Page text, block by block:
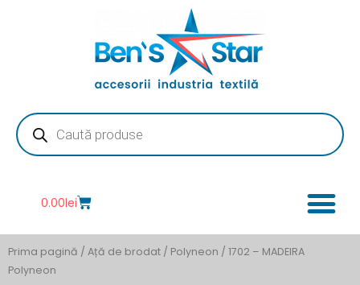
Products
search
0.00leiCart
Prima pagină / Ață de brodat / Polyneon / 1702 – MADEIRA
Polyneon